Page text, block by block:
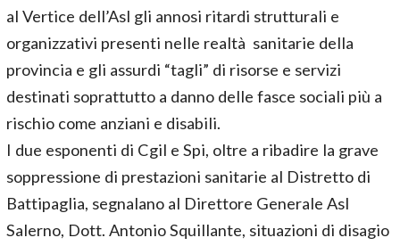
al Vertice dell’Asl gli annosi ritardi strutturali e
organizzativi presenti nelle realtà sanitarie della
provincia e gli assurdi “tagli” di risorse e servizi
destinati soprattutto a danno delle fasce sociali più a
rischio come anziani e disabili.
I due esponenti di Cgil e Spi, oltre a ribadire la grave
soppressione di prestazioni sanitarie al Distretto di
Battipaglia, segnalano al Direttore Generale Asl
Salerno, Dott. Antonio Squillante, situazioni di disagio